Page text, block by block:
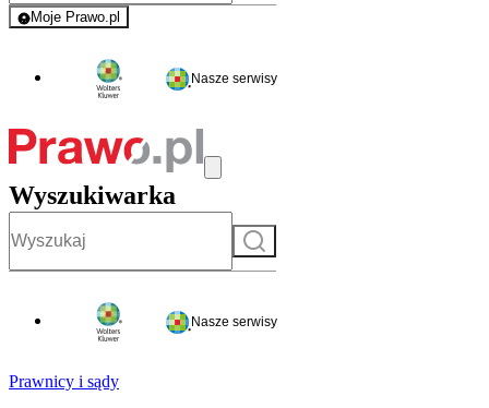
Moje Prawo.pl
- rejestracja i logowanie do serwisu
Nasze serwisy
Wyszukiwarka
Szukaj
Nasze serwisy
Prawnicy i sądy